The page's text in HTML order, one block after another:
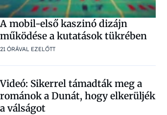
A mobil-első kaszinó dizájn
működése a kutatások tükrében
21 ÓRÁVAL EZELŐTT
Videó: Sikerrel támadták meg a
románok a Dunát, hogy elkerüljék
a válságot